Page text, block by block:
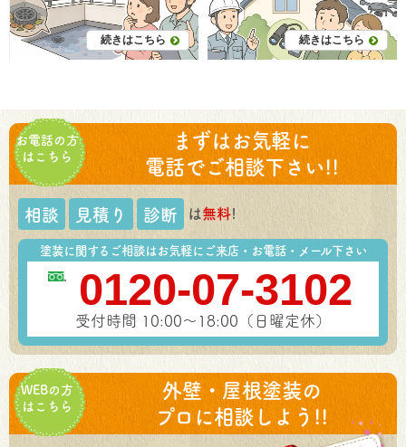
続きはこちら 続きはこちら
お電話の方
はこちら
まずはお気軽に
電話でご相談下さい!!
相談 見積り 診断 は無料!
塗装に関するご相談はお気軽にご来店・お電話・メール下さい
0120-07-3102
受付時間 10:00～18:00（日曜定休）
WEBの方
はこちら
外壁・屋根塗装の
プロに相談しよう!!